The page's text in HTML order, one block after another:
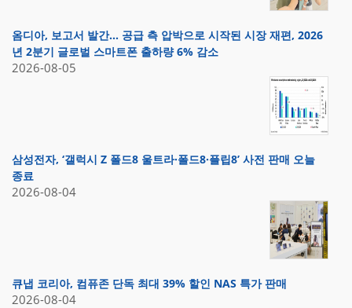
옴디아, 보고서 발간… 공급 측 압박으로 시작된 시장 재편, 2026
년 2분기 글로벌 스마트폰 출하량 6% 감소
2026-08-05
삼성전자, ‘갤럭시 Z 폴드8 울트라·폴드8·플립8’ 사전 판매 오늘
종료
2026-08-04
큐냅 코리아, 컴퓨존 단독 최대 39% 할인 NAS 특가 판매
2026-08-04